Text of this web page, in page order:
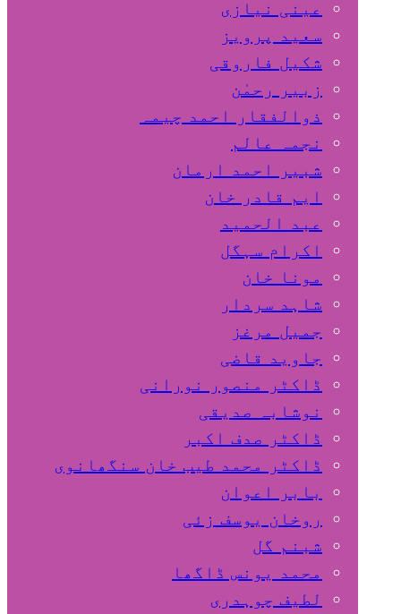
عینی نیازی
سعید پرویز
شکیل فاروقی
زبیر رحمٰن
ذوالفقار احمد چیمہ
نجمہ عالم
شبیر احمد ارمان
ایم قادر خان
عبد الحمید
اکرام سہگل
مونا خان
شاہد سردار
جمیل مرغز
جاوید قاضی
ڈاکٹر منصور نورانی
نوشابہ صدیقی
ڈاکٹر صدف اکبر
ڈاکٹر محمد طیب خان سنگھانوی
بابر اعوان
روخان یوسف زئی
شبنم گل
محمد یونس ڈاگھا
لطیف چوہدری